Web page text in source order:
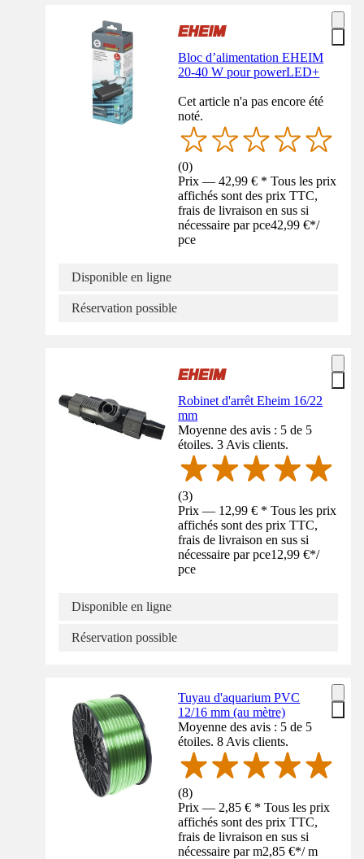
Bloc d’alimentation EHEIM
20-40 W pour powerLED+
Cet article n'a pas encore été
noté.
(0)
Prix — 42,99 € * Tous les prix
affichés sont des prix TTC,
frais de livraison en sus si
nécessaire par pce42,99 €*/
pce
Disponible en ligne
Réservation possible
Robinet d'arrêt Eheim 16/22
mm
Moyenne des avis : 5 de 5
étoiles. 3 Avis clients.
(3)
Prix — 12,99 € * Tous les prix
affichés sont des prix TTC,
frais de livraison en sus si
nécessaire par pce12,99 €*/
pce
Disponible en ligne
Réservation possible
Tuyau d'aquarium PVC
12/16 mm (au mètre)
Moyenne des avis : 5 de 5
étoiles. 8 Avis clients.
(8)
Prix — 2,85 € * Tous les prix
affichés sont des prix TTC,
frais de livraison en sus si
nécessaire par m2,85 €*/ m